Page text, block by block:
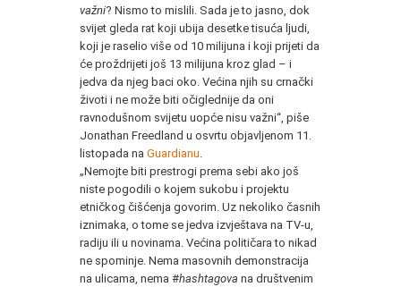
važni? Nismo to mislili. Sada je to jasno, dok
svijet gleda rat koji ubija desetke tisuća ljudi,
koji je raselio više od 10 milijuna i koji prijeti da
će proždrijeti još 13 milijuna kroz glad – i
jedva da njeg baci oko. Većina njih su crnački
životi i ne može biti očiglednije da oni
ravnodušnom svijetu uopće nisu važni“, piše
Jonathan Freedland u osvrtu objavljenom 11.
listopada na Guardianu
„Nemojte biti prestrogi prema sebi ako još
niste pogodili o kojem sukobu i projektu
etničkog čišćenja govorim. Uz nekoliko časnih
iznimaka, o tome se jedva izvještava na TV-u,
radiju ili u novinama. Većina političara to nikad
ne spominje. Nema masovnih demonstracija
na ulicama, nema #hashtagova na društvenim